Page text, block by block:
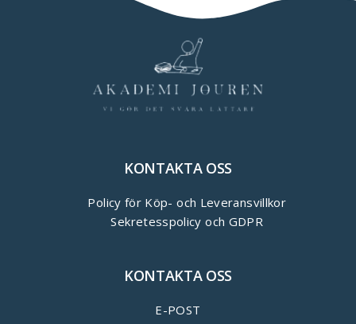
KONTAKTA OSS
Policy för Köp- och Leveransvillkor
Sekretesspolicy och GDPR
KONTAKTA OSS
E-POST